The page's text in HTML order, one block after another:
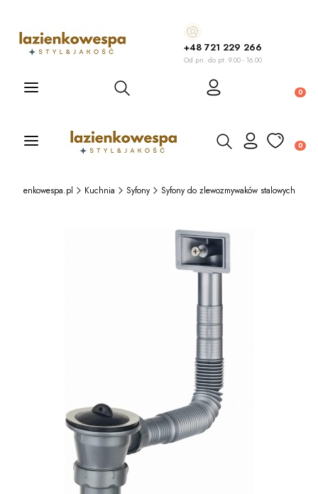
+48 721 229 266
Od pn. do pt. 9.00 - 16.00
Otwórz wyszukiwarkę
Otwórz wyszukiwarkę
Lazienkowespa.pl Kuchnia Syfony Syfony do zlewozmywaków stalowych